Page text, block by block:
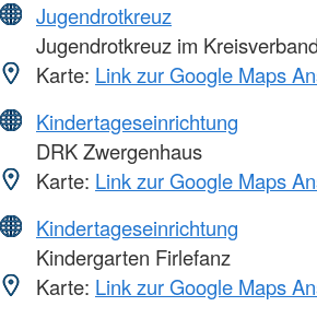
Jugendrotkreuz
Jugendrotkreuz im
Karte: Link zur Google Maps
Kindertageseinrichtung
DRK Zwergenhaus
Karte: Link zur Google Maps
Kindertageseinrichtung
Kindergarten Firlefanz
Karte: Link zur Google Maps